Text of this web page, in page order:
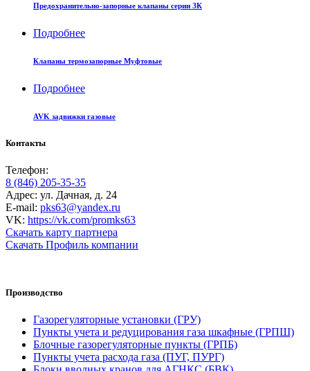
Предохранительно-запорные клапаны серии ЗК
Подробнее
Клапаны термозапорные Муфтовые
Подробнее
AVK задвижки газовые
Контакты
Телефон:
8 (846) 205-35-35
Адрес: ул. Дачная, д. 24
E-mail: pks63@yandex.ru
VK: https://vk.com/promks63
Скачать карту партнера
Скачать Профиль компании
Производство
Газорегуляторные установки (ГРУ)
Пункты учета и редуцирования газа шкафные (ГРПШ)
Блочные газорегуляторные пункты (ГРПБ)
Пункты учета расхода газа (ПУГ, ПУРГ)